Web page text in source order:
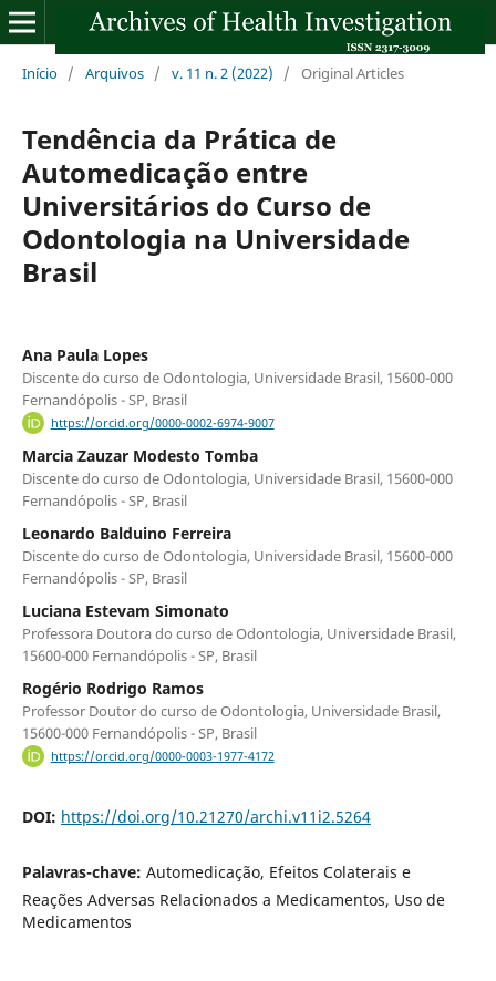
Início / Arquivos / v. 11 n. 2 (2022) / Original Articles
Tendência da Prática de
Automedicação entre
Universitários do Curso de
Odontologia na Universidade
Brasil
Ana Paula Lopes
Discente do curso de Odontologia, Universidade Brasil, 15600-000
Fernandópolis - SP, Brasil
https://orcid.org/0000-0002-6974-9007
Marcia Zauzar Modesto Tomba
Discente do curso de Odontologia, Universidade Brasil, 15600-000
Fernandópolis - SP, Brasil
Leonardo Balduino Ferreira
Discente do curso de Odontologia, Universidade Brasil, 15600-000
Fernandópolis - SP, Brasil
Luciana Estevam Simonato
Professora Doutora do curso de Odontologia, Universidade Brasil,
15600-000 Fernandópolis - SP, Brasil
Rogério Rodrigo Ramos
Professor Doutor do curso de Odontologia, Universidade Brasil,
15600-000 Fernandópolis - SP, Brasil
https://orcid.org/0000-0003-1977-4172
DOI: https://doi.org/10.21270/archi.v11i2.5264
Palavras-chave: Automedicação, Efeitos Colaterais e
Reações Adversas Relacionados a Medicamentos, Uso de
Medicamentos